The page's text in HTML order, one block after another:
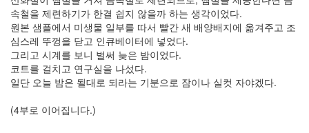
속철을 제련하기가 한결 쉽지 않을까 하는 생각이었다.
원본 샘플에서 미생물 일부를 따서 빨간 새 배양배지에 옮겨주고 조
심스레 뚜껑을 닫고 인큐베이터에 넣었다.
그리고 시계를 보니 벌써 늦은 밤이었다.
코트를 걸치고 연구실을 나섰다.
일단 오늘 밤은 될대로 되라는 기분으로 잠이나 실컷 자야겠다.
(4부로 이어집니다.)